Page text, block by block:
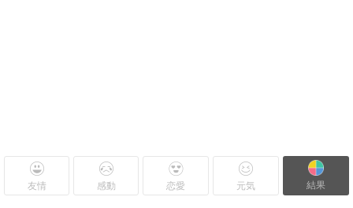
友情 感動 恋愛 元気 結果